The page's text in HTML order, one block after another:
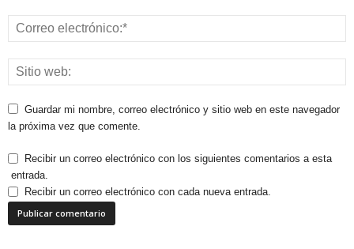
Guardar mi nombre, correo electrónico y sitio web en este navegador
la próxima vez que comente.
Recibir un correo electrónico con los siguientes comentarios a esta
entrada.
Recibir un correo electrónico con cada nueva entrada.